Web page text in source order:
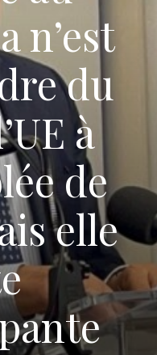
n’est
du
à
de
elle